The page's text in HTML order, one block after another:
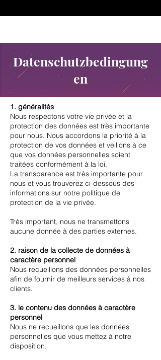
Datenschutzbedingung
en
1. généralités
Nous respectons votre vie privée et la
protection des données est très importante
pour nous. Nous accordons la priorité à la
protection de vos données et veillons à ce
que vos données personnelles soient
traitées conformément à la loi.
La transparence est très importante pour
nous et vous trouverez ci-dessous des
informations sur notre politique de
protection de la vie privée.
Très important, nous ne transmettons
aucune donnée à des parties externes.
2. raison de la collecte de données à
caractère personnel
Nous recueillons des données personnelles
afin de fournir de meilleurs services à nos
clients.
3. le contenu des données à caractère
personnel
Nous ne recueillons que les données
personnelles que vous mettez à notre
disposition.